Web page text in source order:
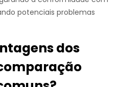
potenciais problemas
dos